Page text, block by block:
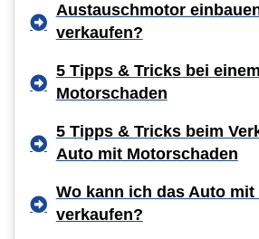
Austauschmotor
verkaufen?
5 Tipps & Tricks bei einem
Motorschaden
5 Tipps & Tricks beim
Auto mit Motorschaden
Wo kann ich das Auto
verkaufen?